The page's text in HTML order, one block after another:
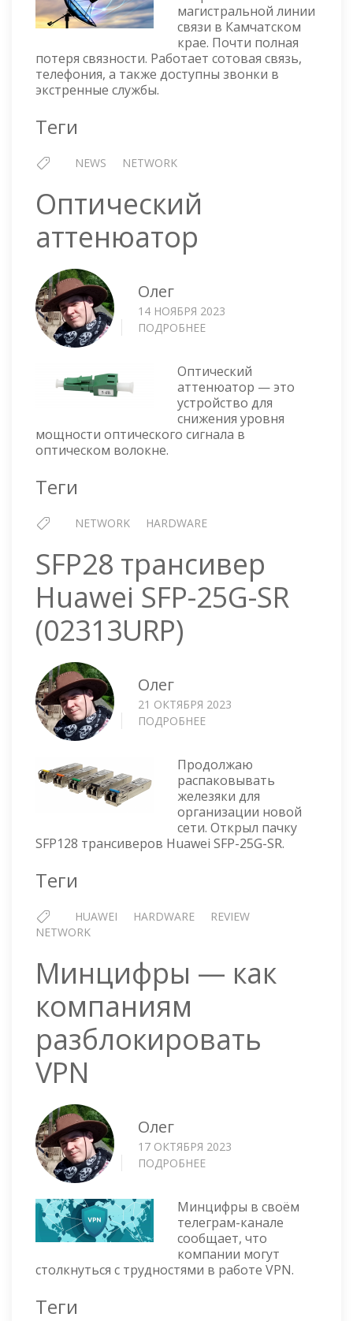
НА
МАГИСТРАЛЬНОЙ
ЛИНИИ
магистральной линии
связи в Камчатском
крае. Почти полная
потеря связности. Работает сотовая связь,
телефония, а также доступны звонки в
экстренные службы.
Теги
NEWS NETWORK
Оптический
аттенюатор
Олег
14 НОЯБРЯ 2023
ПОДРОБНЕЕ
Оптический
аттенюатор — это
устройство для
снижения уровня
мощности оптического сигнала в
оптическом волокне.
Теги
NETWORK HARDWARE
SFP28 трансивер
Huawei SFP-25G-SR
(02313URP)
Олег
21 ОКТЯБРЯ 2023
ПОДРОБНЕЕ
HUAWEI
SFP-
25G-
SR
(02313URP)
Продолжаю
распаковывать
железяки для
организации новой
сети. Открыл пачку
SFP128 трансиверов Huawei SFP-25G-SR.
Теги
HUAWEI HARDWARE
REVIEW
NETWORK
Минцифры — как
компаниям
разблокировать
VPN
Олег
17 ОКТЯБРЯ 2023
ПОДРОБНЕЕ
КАК
КОМПАНИЯМ
РАЗБЛОКИРОВАТЬ
VPN
Минцифры в своём
телеграм-канале
сообщает, что
компании могут
столкнуться с трудностями в работе VPN.
Теги